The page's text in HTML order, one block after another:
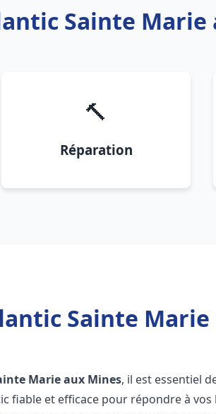
Sainte Marie
🔨
Réparation
Sainte Marie
Marie aux Mines, il est essentiel
fiable et efficace pour répondre à vos